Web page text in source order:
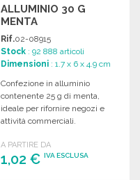
ALLUMINIO 30 G
MENTA
Rif.02-08915
Stock : 92 888 articoli
Dimensioni : 1.7 x 6 x 4.9 cm
Confezione in alluminio
contenente 25 g di menta,
ideale per rifornire negozi e
attività commerciali.
A PARTIRE DA
1,02 €IVA ESCLUSA